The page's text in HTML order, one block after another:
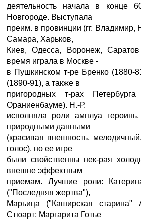
деятельность начала в конце
Новгороде. Выступала
преим. в провинции (гг. Владимир,
Самара, Харьков,
Киев, Одесса, Воронеж,
время играла в Москве -
в Пушкинском т-ре Бренко (1880-
(1890-91), а также в
пригородных т-рах
Ораниенбауме). Н.-Р.
исполняла роли амплуа героинь,
природными данными
(красивая внешность,
голос), но ее игре
были свойственны нек-рая
внешне эффектным
приемам. Лучшие роли:
("Последняя жертва"),
Марьица ("Каширская старина"
Стюарт; Маргарита Готье